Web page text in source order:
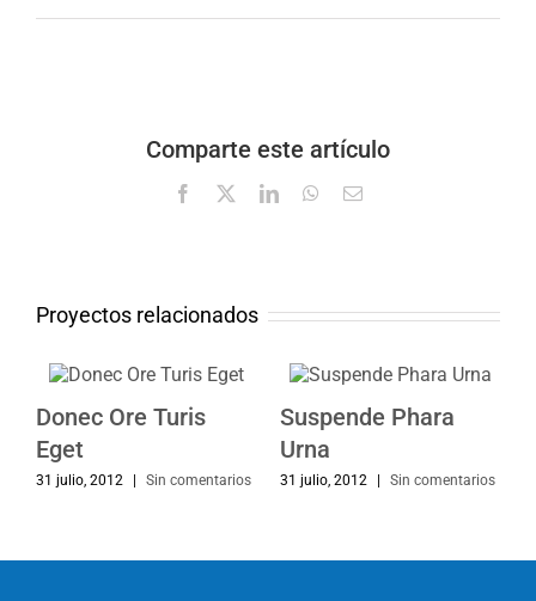
Comparte este artículo
Facebook LinkedInWhatsApp
Correo
Proyectos relacionados
Donec Ore Turis
Eget
31 julio, 2012 | Sin comentarios
Suspende Phara
Urna
31 julio, 2012 | Sin comentarios